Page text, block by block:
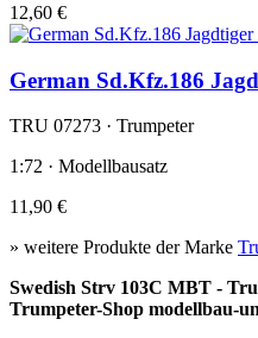
12,60 €
German Sd.Kfz.186
TRU 07273 · Trumpeter
1:72 · Modellbausatz
11,90 €
» weitere Produkte der Marke
Swedish Strv 103C MBT -
Trumpeter-Shop modellbau-